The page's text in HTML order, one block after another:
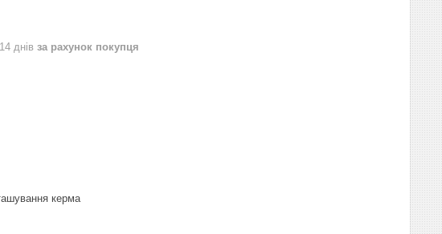
днів за рахунок покупця
керма